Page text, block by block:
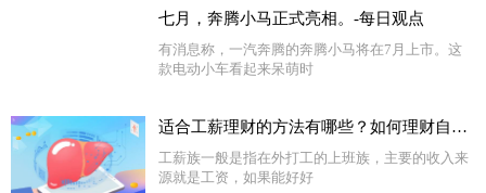
七月，奔腾小马正式亮相。-每日观点
有消息称，一汽奔腾的奔腾小马将在7月上市。这
款电动小车看起来呆萌时
适合工薪理财的方法有哪些？如何理财自己的工资？
工薪族一般是指在外打工的上班族，主要的收入来
源就是工资，如果能好好